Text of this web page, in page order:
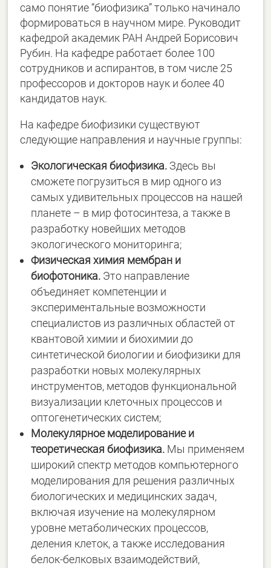
само понятие “биофизика” только начинало
формироваться в научном мире. Руководит
кафедрой академик РАН Андрей Борисович
Рубин. На кафедре работает более 100
сотрудников и аспирантов, в том числе 25
профессоров и докторов наук и более 40
кандидатов наук.
На кафедре биофизики существуют
следующие направления и научные группы:
Экологическая биофизика. Здесь вы
сможете погрузиться в мир одного из
самых удивительных процессов на нашей
планете – в мир фотосинтеза, а также в
разработку новейших методов
экологического мониторинга;
Физическая химия мембран и
биофотоника. Это направление
объединяет компетенции и
экспериментальные возможности
специалистов из различных областей от
квантовой химии и биохимии до
синтетической биологии и биофизики для
разработки новых молекулярных
инструментов, методов функциональной
визуализации клеточных процессов и
оптогенетических систем;
Молекулярное моделирование и
теоретическая биофизика. Мы применяем
широкий спектр методов компьютерного
моделирования для решения различных
биологических и медицинских задач,
включая изучение на молекулярном
уровне метаболических процессов,
деления клеток, а также исследования
белок-белковых взаимодействий,